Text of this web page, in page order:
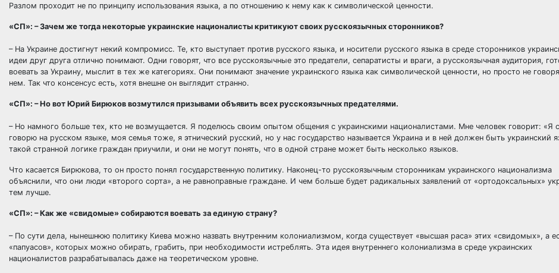
Разлом проходит не по принципу использования языка, а по отношению к нему как к символической ценности.
«СП»: – Зачем же тогда некоторые украинские националисты критикуют своих русскоязычных сторонников?
– На Украине достигнут некий компромисс. Те, кто выступает против русского языка, и носители русского языка в среде сторонников
идеи друг друга отлично понимают. Одни говорят, что все русскоязычные это предатели, сепаратисты и враги, а русскоязычная аудитория,
воевать за Украину, мыслит в тех же категориях. Они понимают значение украинского языка как символической ценности, но просто не
нем. Так что консенсус есть, хотя внешне он выглядит странно.
«СП»: – Но вот Юрий Бирюков возмутился призывами объявить всех русскоязычных предателями.
– Но намного больше тех, кто не возмущается. Я поделюсь своим опытом общения с украинскими националистами. Мне человек говорит: «Я
говорю на русском языке, моя семья тоже, я этнический русский, но у нас государство называется Украина и в ней должен быть украинский
такой странной логике граждан приучили, и они не могут понять, что в одной стране может быть несколько языков.
Что касается Бирюкова, то он просто понял государственную политику. Наконец-то русскоязычным сторонникам украинского национализма
объяснили, что они люди «второго сорта», а не равноправные граждане. И чем больше будет радикальных заявлений от «ортодоксальных»
тем лучше.
«СП»: – Как же «свидомые» собираются воевать за единую страну?
– По сути дела, нынешнюю политику Киева можно назвать внутренним колониализмом, когда существует «высшая раса» этих «свидомых», а
«папуасов», которых можно обирать, грабить, при необходимости истреблять. Эта идея внутреннего колониализма в среде украинских
националистов разрабатывалась даже на теоретическом уровне.